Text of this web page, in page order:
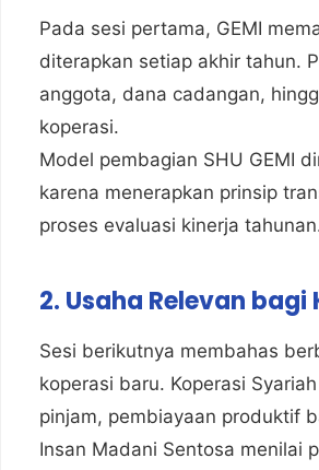
Pada sesi pertama, GEMI
diterapkan setiap akhir tahun.
anggota, dana cadangan,
koperasi.
Model pembagian SHU GEMI
karena menerapkan prinsip
proses evaluasi kinerja
2. Usaha Relevan bagi
Sesi berikutnya membahas
koperasi baru. Koperasi
pinjam, pembiayaan produktif
Insan Madani Sentosa menilai